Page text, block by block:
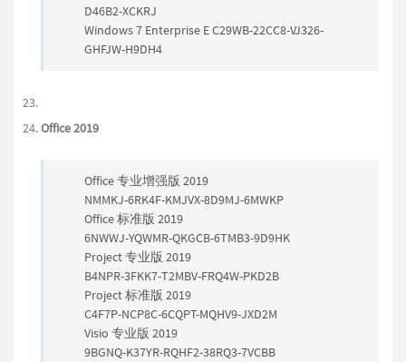
D46B2-XCKRJ
Windows 7 Enterprise E C29WB-22CC8-VJ326-
GHFJW-H9DH4
Office 2019
Office 专业增强版 2019
NMMKJ-6RK4F-KMJVX-8D9MJ-6MWKP
Office 标准版 2019
6NWWJ-YQWMR-QKGCB-6TMB3-9D9HK
Project 专业版 2019
B4NPR-3FKK7-T2MBV-FRQ4W-PKD2B
Project 标准版 2019
C4F7P-NCP8C-6CQPT-MQHV9-JXD2M
Visio 专业版 2019
9BGNQ-K37YR-RQHF2-38RQ3-7VCBB